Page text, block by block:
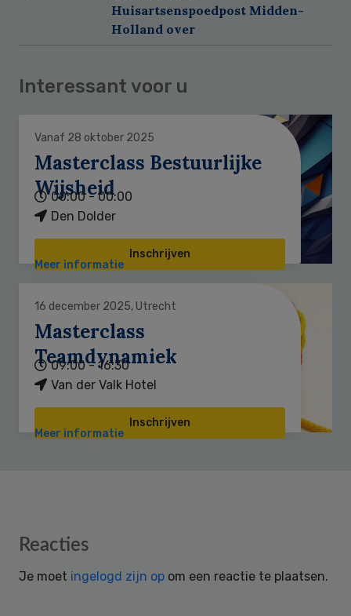
Huisartsenspoedpost Midden-
Holland over
Interessant voor u
Vanaf 28 oktober 2025
Masterclass Bestuurlijke
Wijsheid
00:00 - 00:00
Den Dolder
Inschrijven
Meer informatie
16 december 2025, Utrecht
Masterclass
Teamdynamiek
09:00 - 16:30
Van der Valk Hotel
Inschrijven
Meer informatie
Reader
Reacties
Je moet ingelogd zijn op om een reactie te plaatsen.